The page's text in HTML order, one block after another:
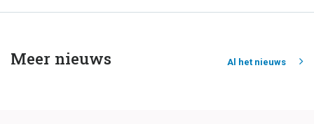
Meer nieuws Al het nieuws